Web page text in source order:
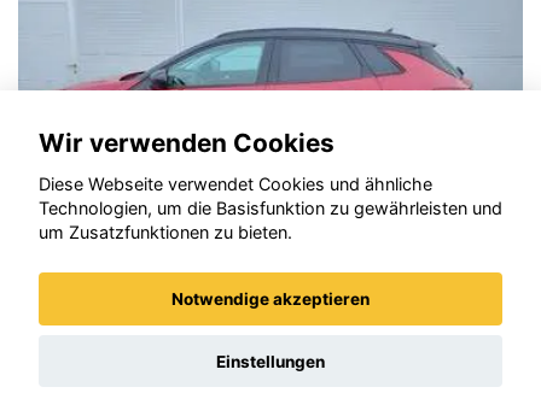
Opel Grandland X
Wir verwenden Cookies
Diese Webseite verwendet Cookies und ähnliche
Technologien, um die Basisfunktion zu gewährleisten und
um Zusatzfunktionen zu bieten.
Notwendige akzeptieren
Einstellungen